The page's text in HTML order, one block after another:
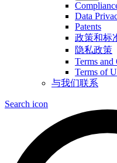
Data
Patents
政策和标
隐私政策
Terms
Terms of
与我们联系
Search icon